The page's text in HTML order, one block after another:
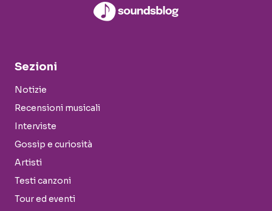
Sezioni
Notizie
Recensioni musicali
Interviste
Gossip e curiosità
Artisti
Testi canzoni
Tour ed eventi